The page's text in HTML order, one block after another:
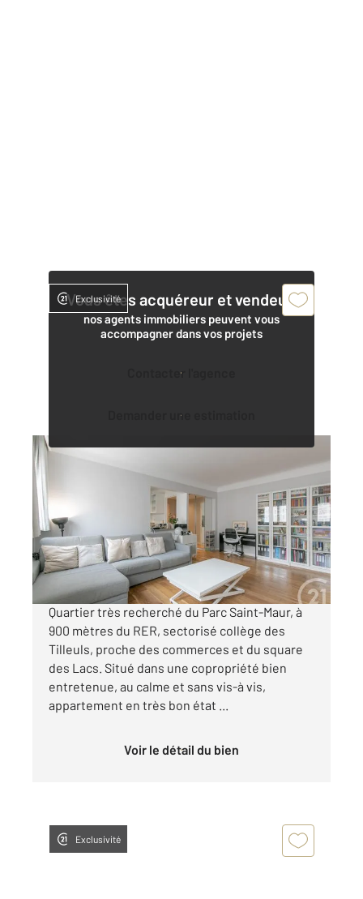
Vous êtes acquéreur et vendeur,
nos agents immobiliers peuvent vous
accompagner dans vos projets
Contacter l'agence
Demander une estimation
Exclusivité
ST MAUR DES FOSSES 94
, 3 pièces
Appartement F3 à vendre
334 000 €
Visiter le site dédié
Quartier très recherché du Parc Saint-Maur, à
900 mètres du RER, sectorisé collège des
Tilleuls, proche des commerces et du square
des Lacs. Situé dans une copropriété bien
entretenue, au calme et sans vis-à vis,
appartement en très bon état ...
Voir le détail du bien
Exclusivité